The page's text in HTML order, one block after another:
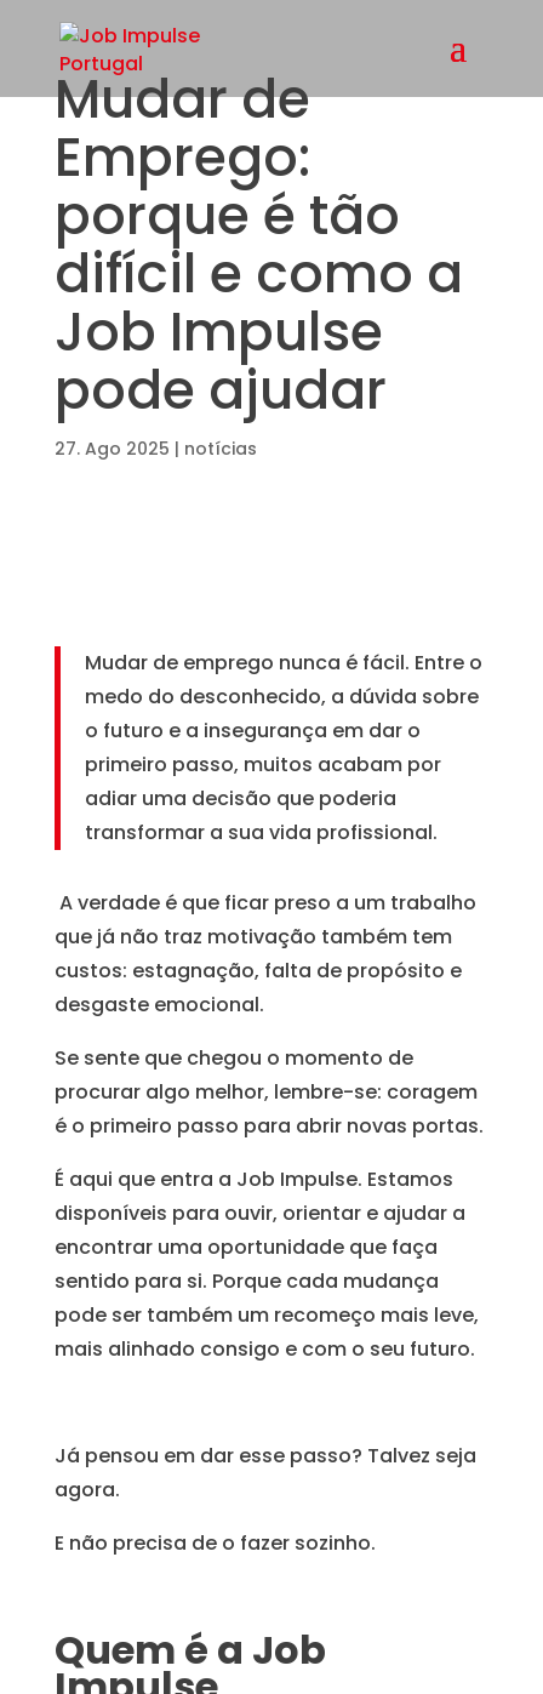
Mudar de
Emprego:
porque é tão
difícil e como a
Job Impulse
pode ajudar
27. Ago 2025 | notícias
Mudar de emprego nunca é fácil. Entre o
medo do desconhecido, a dúvida sobre
o futuro e a insegurança em dar o
primeiro passo, muitos acabam por
adiar uma decisão que poderia
transformar a sua vida profissional.
A verdade é que ficar preso a um trabalho
que já não traz motivação também tem
custos: estagnação, falta de propósito e
desgaste emocional.
Se sente que chegou o momento de
procurar algo melhor, lembre-se: coragem
é o primeiro passo para abrir novas portas.
É aqui que entra a Job Impulse. Estamos
disponíveis para ouvir, orientar e ajudar a
encontrar uma oportunidade que faça
sentido para si. Porque cada mudança
pode ser também um recomeço mais leve,
mais alinhado consigo e com o seu futuro.
Já pensou em dar esse passo? Talvez seja
agora.
E não precisa de o fazer sozinho.
Quem é a Job